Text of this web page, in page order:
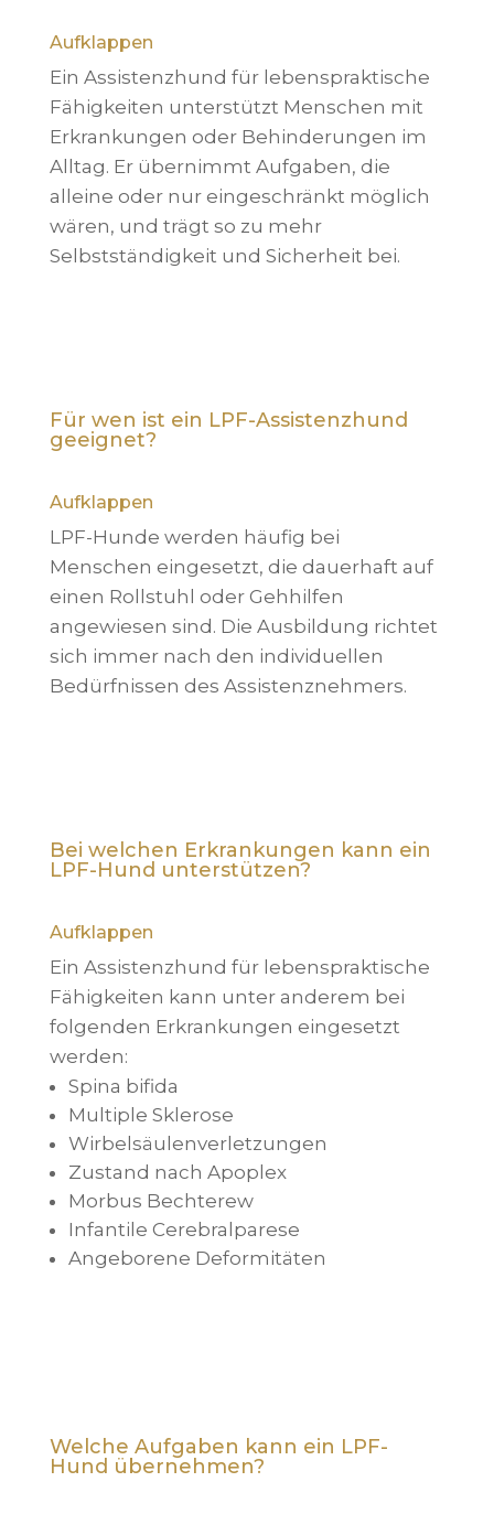
Aufklappen
Ein Assistenzhund für lebenspraktische
Fähigkeiten unterstützt Menschen mit
Erkrankungen oder Behinderungen im
Alltag. Er übernimmt Aufgaben, die
alleine oder nur eingeschränkt möglich
wären, und trägt so zu mehr
Selbstständigkeit und Sicherheit bei.
Für wen ist ein LPF-Assistenzhund
geeignet?
Aufklappen
LPF-Hunde werden häufig bei
Menschen eingesetzt, die dauerhaft auf
einen Rollstuhl oder Gehhilfen
angewiesen sind. Die Ausbildung richtet
sich immer nach den individuellen
Bedürfnissen des Assistenznehmers.
Bei welchen Erkrankungen kann ein
LPF-Hund unterstützen?
Aufklappen
Ein Assistenzhund für lebenspraktische
Fähigkeiten kann unter anderem bei
folgenden Erkrankungen eingesetzt
werden:
Spina bifida
Multiple Sklerose
Wirbelsäulenverletzungen
Zustand nach Apoplex
Morbus Bechterew
Infantile Cerebralparese
Angeborene Deformitäten
Welche Aufgaben kann ein LPF-
Hund übernehmen?